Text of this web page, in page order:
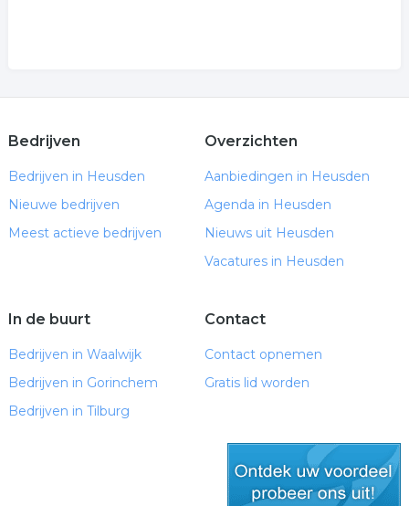
Bedrijven
Bedrijven in Heusden
Nieuwe bedrijven
Meest actieve bedrijven
Overzichten
Aanbiedingen in Heusden
Agenda in Heusden
Nieuws uit Heusden
Vacatures in Heusden
In de buurt
Bedrijven in Waalwijk
Bedrijven in Gorinchem
Bedrijven in Tilburg
Contact
Contact opnemen
Gratis lid worden